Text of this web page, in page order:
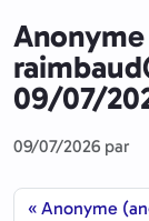
09/07/
09/07/2026 par
Anonyme